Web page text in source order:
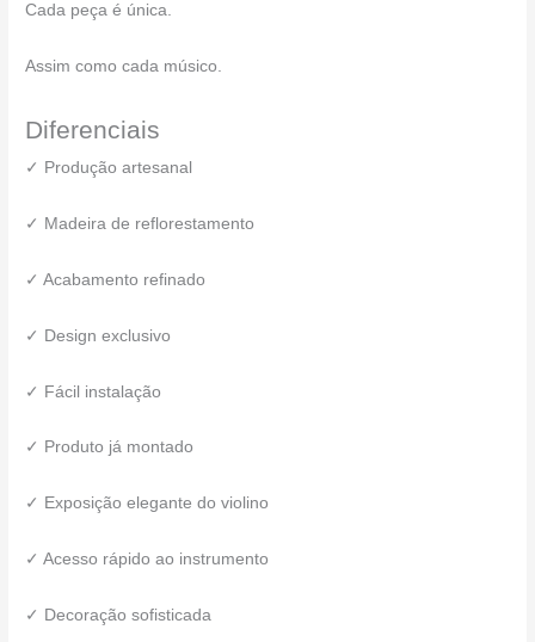
Cada peça é única.
Assim como cada músico.
Diferenciais
✓ Produção artesanal
✓ Madeira de reflorestamento
✓ Acabamento refinado
✓ Design exclusivo
✓ Fácil instalação
✓ Produto já montado
✓ Exposição elegante do violino
✓ Acesso rápido ao instrumento
✓ Decoração sofisticada